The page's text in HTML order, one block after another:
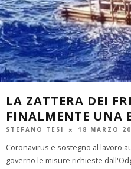
LA ZATTERA DEI
FINALMENTE UNA
STEFANO TESI 18 MARZO
Coronavirus e sostegno al lavoro
governo le misure richieste